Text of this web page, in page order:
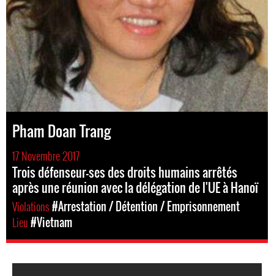
Pham Doan Trang
17 Novembre 2017
Trois défenseur-ses des droits humains arrêtés
après une réunion avec la délégation de l'UE à Hanoï
Violations#Arrestation / Détention / Emprisonnement
Lieu#Vietnam